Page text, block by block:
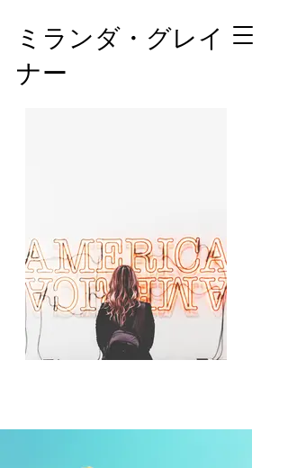
ミランダ・グレイ
ナー